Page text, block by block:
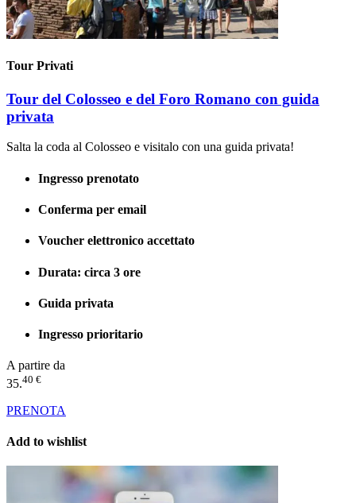
Tour Privati
Tour del Colosseo e del Foro Romano con guida
privata
Salta la coda al Colosseo e visitalo con una guida privata!
Ingresso prenotato
Conferma per email
Voucher elettronico accettato
Durata: circa 3 ore
Guida privata
Ingresso prioritario
A partire da
35.40 €
PRENOTA
Add to wishlist